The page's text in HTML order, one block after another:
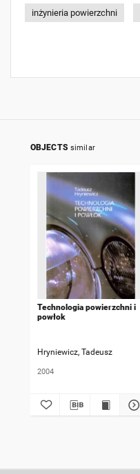
inżynieria powierzchni
OBJECTS similar
Technologia powierzchni i
powłok
Hryniewicz, Tadeusz
2004